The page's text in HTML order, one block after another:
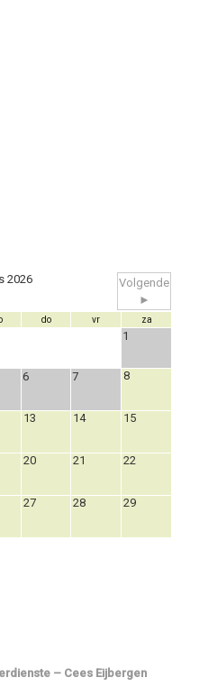
2026
Volgende
►
do vr za
1
6 7 8
13 14 15
20 21 22
27 28 29
– Cees Eijbergen